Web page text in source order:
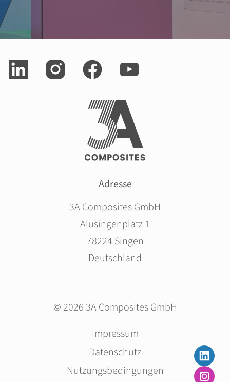
Adresse
3A Composites GmbH
Alusingenplatz 1
78224 Singen
Deutschland
© 2026 3A Composites GmbH
Navigation
überspringen
Impressum
Datenschutz
Nutzungsbedingungen